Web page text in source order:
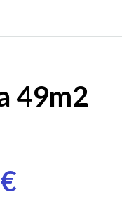
49m2